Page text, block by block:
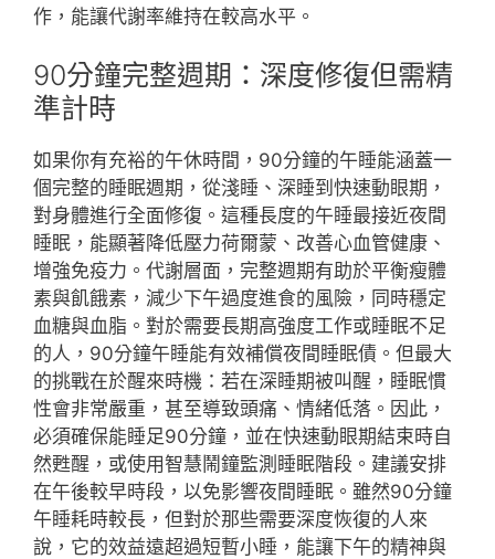
作，能讓代謝率維持在較高水平。
90分鐘完整週期：深度修復但需精
準計時
如果你有充裕的午休時間，90分鐘的午睡能涵蓋一
個完整的睡眠週期，從淺睡、深睡到快速動眼期，
對身體進行全面修復。這種長度的午睡最接近夜間
睡眠，能顯著降低壓力荷爾蒙、改善心血管健康、
增強免疫力。代謝層面，完整週期有助於平衡瘦體
素與飢餓素，減少下午過度進食的風險，同時穩定
血糖與血脂。對於需要長期高強度工作或睡眠不足
的人，90分鐘午睡能有效補償夜間睡眠債。但最大
的挑戰在於醒來時機：若在深睡期被叫醒，睡眠慣
性會非常嚴重，甚至導致頭痛、情緒低落。因此，
必須確保能睡足90分鐘，並在快速動眼期結束時自
然甦醒，或使用智慧鬧鐘監測睡眠階段。建議安排
在午後較早時段，以免影響夜間睡眠。雖然90分鐘
午睡耗時較長，但對於那些需要深度恢復的人來
說，它的效益遠超過短暫小睡，能讓下午的精神與